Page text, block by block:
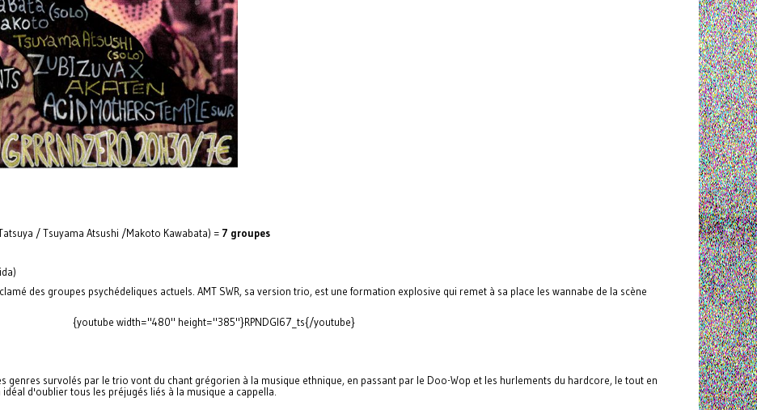
/ Tsuyama Atsushi /Makoto Kawabata) = 7 groupes
des groupes psychédeliques actuels. AMT SWR, sa version trio, est une formation explosive qui remet à sa place les wannabe de la scène
{youtube width="480" height="385"}RPNDGI67_ts{/youtube}
genres survolés par le trio vont du chant grégorien à la musique ethnique, en passant par le Doo-Wop et les hurlements du hardcore, le tout en
d'oublier tous les préjugés liés à la musique a cappella.